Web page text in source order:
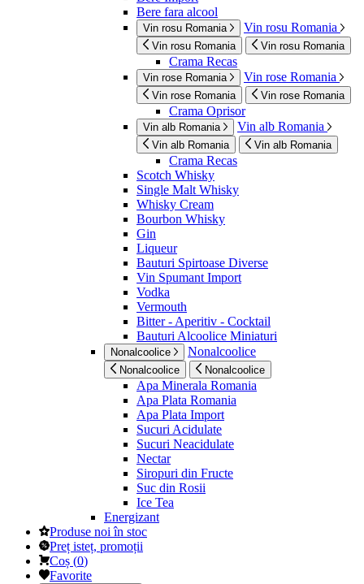
Bere fara alcool
Vin rosu Romania Vin rosu Romania
Vin rosu Romania Vin rosu Romania
Crama Recas
Vin rose Romania Vin rose Romania
Vin rose Romania Vin rose Romania
Crama Oprisor
Vin alb Romania Vin alb Romania
Vin alb Romania Vin alb Romania
Crama Recas
Scotch Whisky
Single Malt Whisky
Whisky Cream
Bourbon Whisky
Gin
Liqueur
Bauturi Spirtoase Diverse
Vin Spumant Import
Vodka
Vermouth
Bitter - Aperitiv - Cocktail
Bauturi Alcoolice Miniaturi
Nonalcoolice Nonalcoolice
Nonalcoolice Nonalcoolice
Apa Minerala Romania
Apa Plata Romania
Apa Plata Import
Sucuri Acidulate
Sucuri Neacidulate
Nectar
Siropuri din Fructe
Suc din Rosii
Ice Tea
Energizant
Produse noi în stoc
Preț isteț, promoții
Coș (0)
Favorite